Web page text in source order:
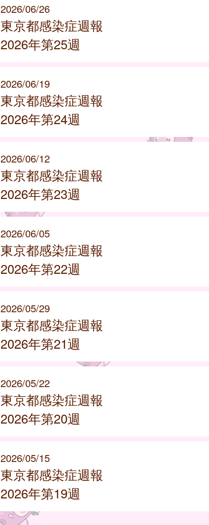
2026/06/26
東京都感染症週報
2026年第25週
2026/06/19
東京都感染症週報
2026年第24週
2026/06/12
東京都感染症週報
2026年第23週
2026/06/05
東京都感染症週報
2026年第22週
2026/05/29
東京都感染症週報
2026年第21週
2026/05/22
東京都感染症週報
2026年第20週
2026/05/15
東京都感染症週報
2026年第19週